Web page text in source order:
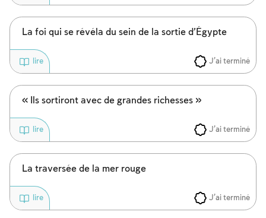
La foi qui se révéla du sein de la sortie d’Égypte
J'ai terminé
lire
« Ils sortiront avec de grandes richesses »
J'ai terminé
lire
La traversée de la mer rouge
J'ai terminé
lire